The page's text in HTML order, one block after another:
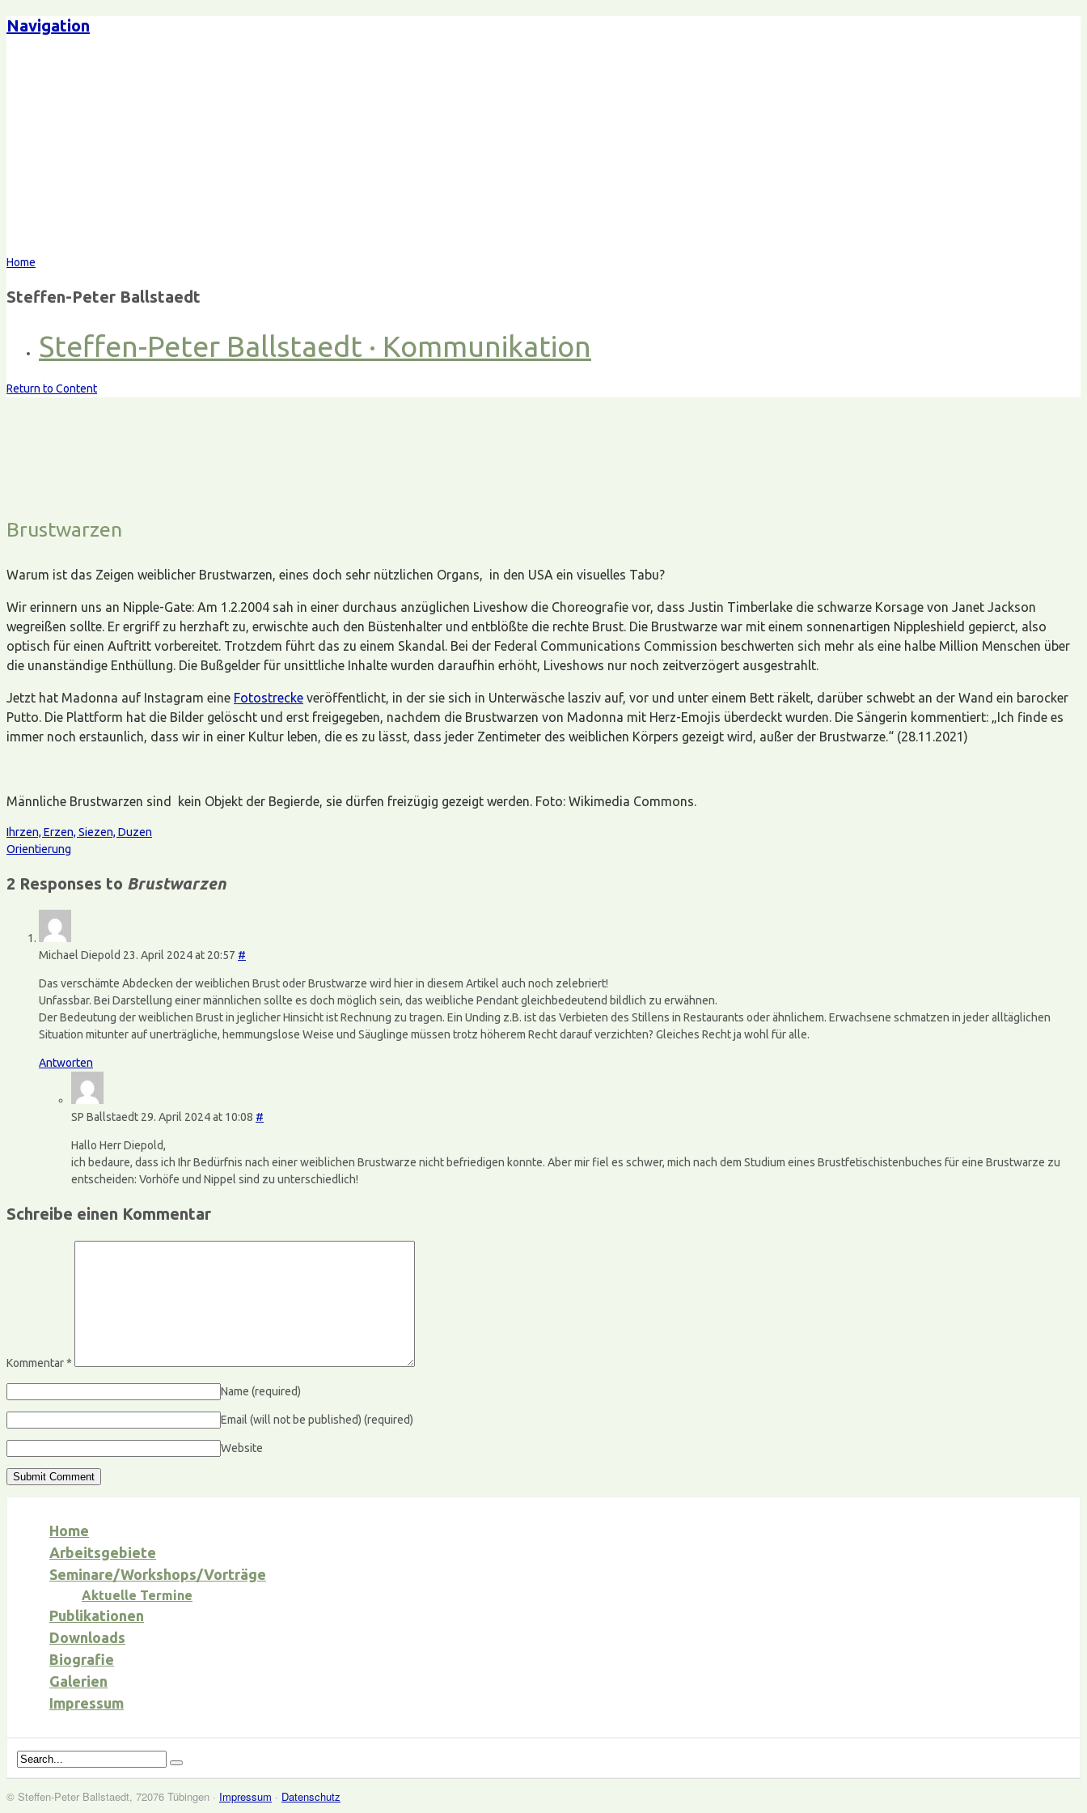
Navigation
Home
Steffen-Peter Ballstaedt
Steffen-Peter Ballstaedt · Kommunikation
Return to Content
Brustwarzen
Warum ist das Zeigen weiblicher Brustwarzen, eines doch sehr nützlichen Organs, in den USA ein visuelles Tabu?
Wir erinnern uns an Nipple-Gate: Am 1.2.2004 sah in einer durchaus anzüglichen Liveshow die Choreografie vor, dass Justin Timberlake die schwarze Korsage von Janet Jackson
wegreißen sollte. Er ergriff zu herzhaft zu, erwischte auch den Büstenhalter und entblößte die rechte Brust. Die Brustwarze war mit einem sonnenartigen Nippleshield gepierct, also
optisch für einen Auftritt vorbereitet. Trotzdem führt das zu einem Skandal. Bei der Federal Communications Commission beschwerten sich mehr als eine halbe Million Menschen über
die unanständige Enthüllung. Die Bußgelder für unsittliche Inhalte wurden daraufhin erhöht, Liveshows nur noch zeitverzögert ausgestrahlt.
Jetzt hat Madonna auf Instagram eine Fotostrecke veröffentlicht, in der sie sich in Unterwäsche lasziv auf, vor und unter einem Bett räkelt, darüber schwebt an der Wand ein barocker
Putto. Die Plattform hat die Bilder gelöscht und erst freigegeben, nachdem die Brustwarzen von Madonna mit Herz-Emojis überdeckt wurden. Die Sängerin kommentiert: „Ich finde es
immer noch erstaunlich, dass wir in einer Kultur leben, die es zu lässt, dass jeder Zentimeter des weiblichen Körpers gezeigt wird, außer der Brustwarze.“ (28.11.2021)
Männliche Brustwarzen sind kein Objekt der Begierde, sie dürfen freizügig gezeigt werden. Foto: Wikimedia Commons.
Ihrzen, Erzen, Siezen, Duzen
Orientierung
2 Responses to Brustwarzen
Michael Diepold 23. April 2024 at 20:57 #
Das verschämte Abdecken der weiblichen Brust oder Brustwarze wird hier in diesem Artikel auch noch zelebriert!
Unfassbar. Bei Darstellung einer männlichen sollte es doch möglich sein, das weibliche Pendant gleichbedeutend bildlich zu erwähnen.
Der Bedeutung der weiblichen Brust in jeglicher Hinsicht ist Rechnung zu tragen. Ein Unding z.B. ist das Verbieten des Stillens in Restaurants oder ähnlichem. Erwachsene schmatzen in jeder alltäglichen
Situation mitunter auf unerträgliche, hemmungslose Weise und Säuglinge müssen trotz höherem Recht darauf verzichten? Gleiches Recht ja wohl für alle.
Antworten
SP Ballstaedt 29. April 2024 at 10:08 #
Hallo Herr Diepold,
ich bedaure, dass ich Ihr Bedürfnis nach einer weiblichen Brustwarze nicht befriedigen konnte. Aber mir fiel es schwer, mich nach dem Studium eines Brustfetischistenbuches für eine Brustwarze zu
entscheiden: Vorhöfe und Nippel sind zu unterschiedlich!
Schreibe einen Kommentar
Kommentar*
Name (required)
Email (will not be published) (required)
Website
Home
Arbeitsgebiete
Seminare/Workshops/Vorträge
Aktuelle Termine
Publikationen
Downloads
Biografie
Galerien
Impressum
© Steffen-Peter Ballstaedt, 72076 Tübingen · Impressum · Datenschutz